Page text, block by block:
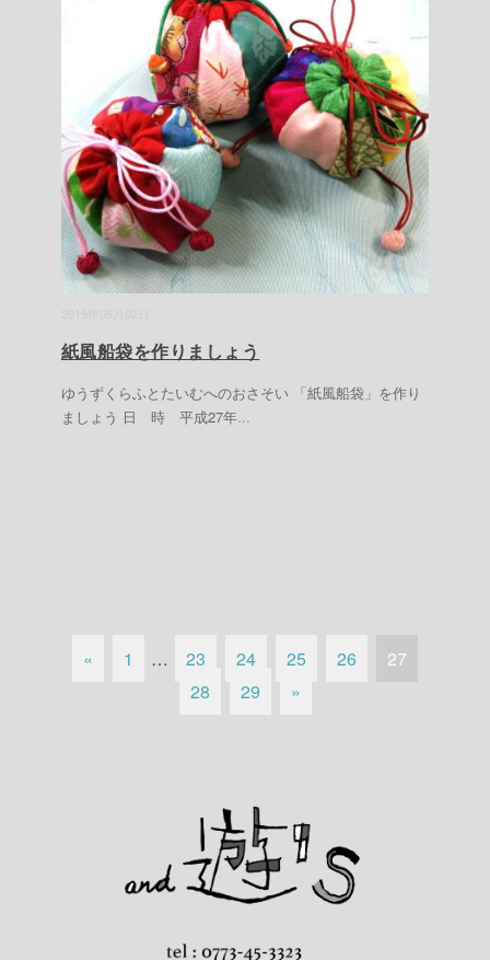
紙風船袋を作りましょう
ゆうずくらふとたいむへのおさそい 「紙風船袋」を作り
ましょう 日 時 平成27年...
« 1 … 23 24 25 26
27
28
29 »